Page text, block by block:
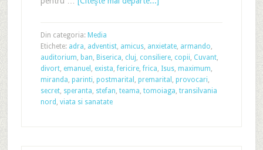
Din categoria: Media
Etichete: adra, adventist, amicus, anxietate, armando,
auditorium, ban, Biserica, cluj, consiliere, copii, Cuvant,
divort, emanuel , exista,fericire,frica, Isus, maximum,
miranda, parinti, postmarital , premarital , provocari,
secret, speranta, stefan, teama, tomoiaga, transilvania
nord , viata si sanatate